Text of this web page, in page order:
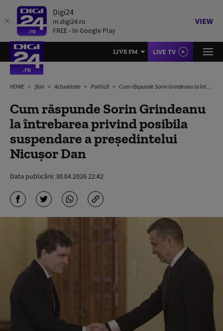
Digi24
m.digi24.ro
FREE - In Google Play
VIEW
LIVE FM LIVE TV
HOME Știri Actualitate Politică Cum răspunde Sorin Grindeanu la întrebarea privind posibila suspendare a preşedintelui Nicușor Dan
Cum răspunde Sorin Grindeanu
la întrebarea privind posibila
suspendare a preşedintelui
Nicușor Dan
Data publicării:30.04.2026 22:42